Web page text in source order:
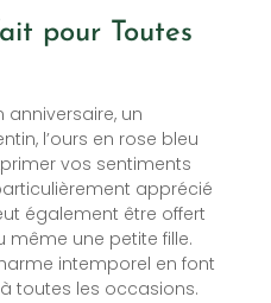
pour Toutes
anniversaire, un
l’ours en rose bleu
vos sentiments
apprécié
également être offert
même une petite fille.
intemporel en font
toutes les occasions.